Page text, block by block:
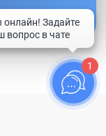
1